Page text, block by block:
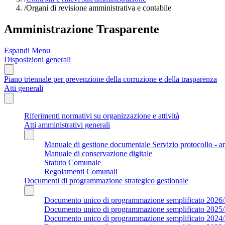
/Organi di revisione amministrativa e contabile
Amministrazione Trasparente
Espandi Menu
Disposizioni generali
Piano triennale per prevenzione della corruzione e della trasparenza
Atti generali
Riferimenti normativi su organizzazione e attività
Atti amministrativi generali
Manuale di gestione documentale Servizio protocollo -
Manuale di conservazione digitale
Statuto Comunale
Regolamenti Comunali
Documenti di programmazione strategico gestionale
Documento unico di programmazione semplificato
Documento unico di programmazione semplificato
Documento unico di programmazione semplificato